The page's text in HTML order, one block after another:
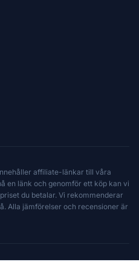
affiliate-länkar till våra
en länk och genomför ett köp kan vi
du betalar. Vi rekommenderar
Alla jämförelser och recensioner är